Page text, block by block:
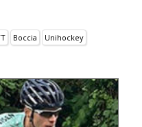
Boccia
Unihockey